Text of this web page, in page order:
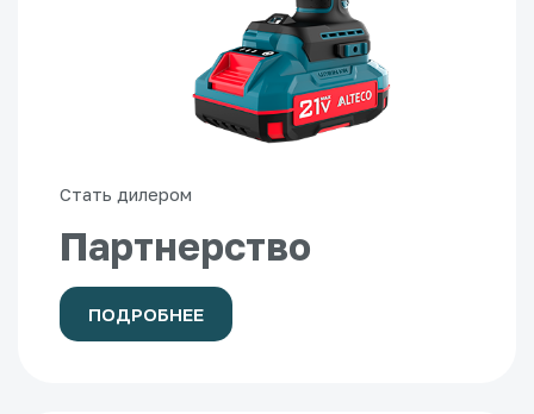
Стать дилером
Партнерство
ПОДРОБНЕЕ